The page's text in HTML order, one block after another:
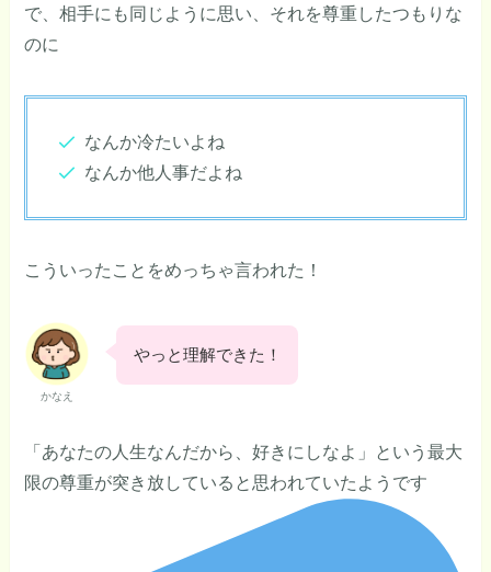
で、相手にも同じように思い、それを尊重したつもりな
のに
なんか冷たいよね
なんか他人事だよね
こういったことをめっちゃ言われた！
かなえ
やっと理解できた！
「あなたの人生なんだから、好きにしなよ」という最大
限の尊重が突き放していると思われていたようです